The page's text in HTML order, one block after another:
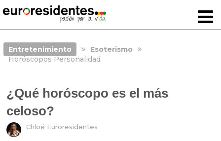
Entretenimiento
Esoterismo
Horóscopos Personalidad
¿Qué horóscopo es el más
celoso?
Chloé Euroresidentes